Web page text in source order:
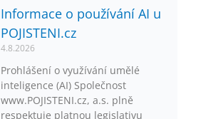
Informace o používání AI u
POJISTENI.cz
4.8.2026
Prohlášení o využívání umělé
inteligence (AI) Společnost
www.POJISTENI.cz, a.s. plně
respektuje platnou legislativu